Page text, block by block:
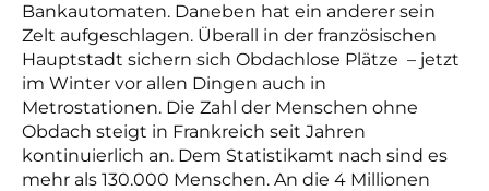
Bankautomaten. Daneben hat ein anderer sein
Zelt aufgeschlagen. Überall in der französischen
Hauptstadt sichern sich Obdachlose Plätze – jetzt
im Winter vor allen Dingen auch in
Metrostationen. Die Zahl der Menschen ohne
Obdach steigt in Frankreich seit Jahren
kontinuierlich an. Dem Statistikamt nach sind es
mehr als 130.000 Menschen. An die 4 Millionen